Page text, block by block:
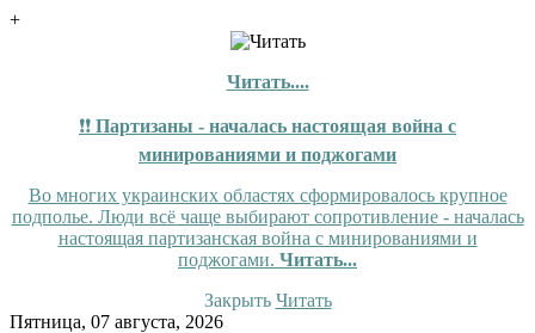
+
Читать....
❗❗ Партизаны - началась настоящая война с
минированиями и поджогами
Во многих украинских областях сформировалось крупное
подполье. Люди всё чаще выбирают сопротивление - началась
настоящая партизанская война с минированиями и
поджогами. Читать...
Закрыть Читать
Skip
Пятница, 07 августа, 2026